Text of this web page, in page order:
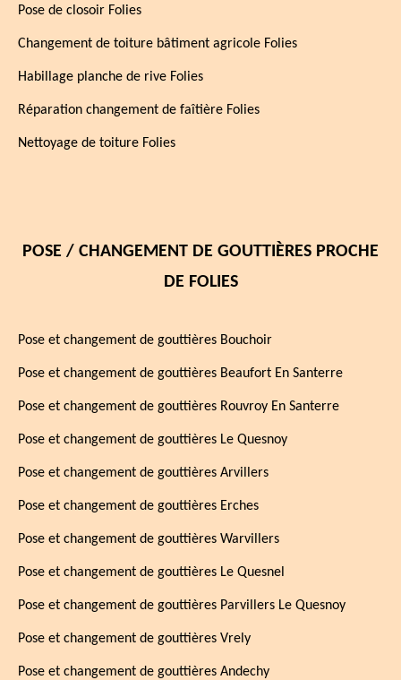
Pose de closoir Folies
Changement de toiture bâtiment agricole Folies
Habillage planche de rive Folies
Réparation changement de faîtière Folies
Nettoyage de toiture Folies
POSE / CHANGEMENT DE GOUTTIÈRES PROCHE
DE FOLIES
Pose et changement de gouttières Bouchoir
Pose et changement de gouttières Beaufort En Santerre
Pose et changement de gouttières Rouvroy En Santerre
Pose et changement de gouttières Le Quesnoy
Pose et changement de gouttières Arvillers
Pose et changement de gouttières Erches
Pose et changement de gouttières Warvillers
Pose et changement de gouttières Le Quesnel
Pose et changement de gouttières Parvillers Le Quesnoy
Pose et changement de gouttières Vrely
Pose et changement de gouttières Andechy